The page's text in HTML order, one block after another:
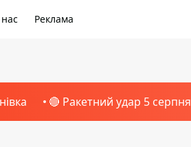
Реклама
🔴 Ракетний удар 5 серпня